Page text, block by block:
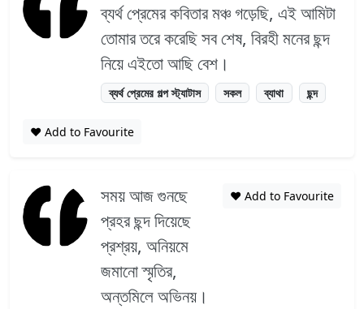
ব্যর্থ প্রেমের কবিতার মঞ্চ গড়েছি, এই আমিটা
তোমার তরে করেছি সব শেষ, বিরহী মনের ছন্দ
নিয়ে এইতো আছি বেশ।
ব্যর্থ প্রেমের গল্প স্ট্যাটাস সকল ব্যাথা ছন্দ
❤️ Add to Favourite
সময় আজ গুনছে
প্রহর ছন্দ দিয়েছে
প্রশ্রয়, অনিয়মে
জমানো স্মৃতির,
অন্তমিলে অভিনয়।
❤️ Add to Favourite